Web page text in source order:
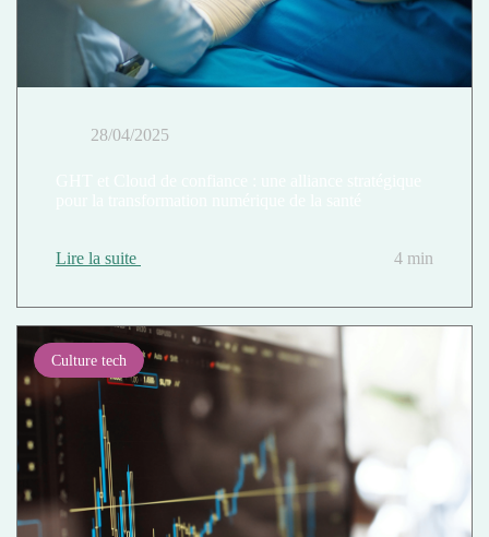
28/04/2025
Lire la suite 4 min
Culture tech